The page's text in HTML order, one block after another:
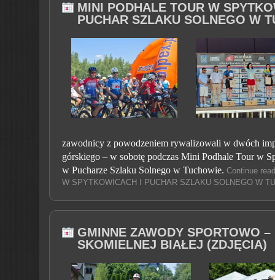
MINI PODHALE TOUR W
PUCHAR SZLAKU SOLNEGO W
zawodnicy z powodzeniem rywalizowali w dwóch
górskiego – w sobotę podczas Mini Podhale Tour w
w Pucharze Szlaku Solnego w Tuchowie. Continue
W SPYTKOWICACH I PUCHAR SZLAKU SOLNEGO W
GMINNE ZAWODY SPORTOWO
SKOMIELNEJ BIAŁEJ (ZDJĘCIA)